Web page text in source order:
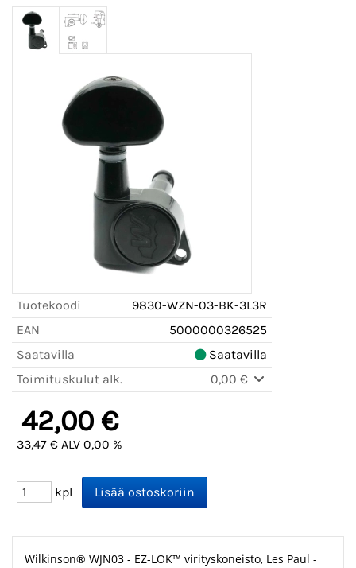
Tuotekoodi
9830-WZN-03-BK-3L3R
EAN
5000000326525
Saatavilla
Saatavilla
Toimituskulut alk.
0,00 €
42,00 €
33,47 € ALV 0,00 %
kpl
Wilkinson® WJN03 - EZ-LOK™ virityskoneisto, Les Paul -